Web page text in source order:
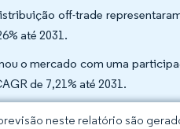
off-trade
até 2031.
o mercado com uma
de 7,21% até 2031.
neste relatório são